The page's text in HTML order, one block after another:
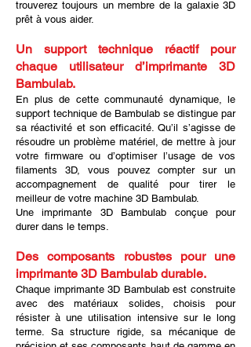
trouverez toujours un membre de la galaxie 3D
prêt à vous aider.
Un support technique réactif pour
chaque utilisateur d’imprimante 3D
Bambulab.
En plus de cette communauté dynamique, le
support technique de Bambulab se distingue par
sa réactivité et son efficacité. Qu’il s’agisse de
résoudre un problème matériel, de mettre à jour
votre firmware ou d’optimiser l’usage de vos
filaments 3D, vous pouvez compter sur un
accompagnement de qualité pour tirer le
meilleur de votre machine 3D Bambulab.
Une imprimante 3D Bambulab conçue pour
durer dans le temps.
Des composants robustes pour une
imprimante 3D Bambulab durable.
Chaque imprimante 3D Bambulab est construite
avec des matériaux solides, choisis pour
résister à une utilisation intensive sur le long
terme. Sa structure rigide, sa mécanique de